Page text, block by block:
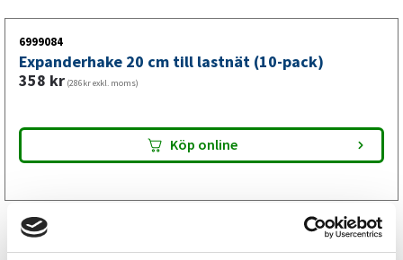
6999084
Expanderhake 20 cm till lastnät (10-pack)
358 kr (286kr exkl. moms)
Köp online